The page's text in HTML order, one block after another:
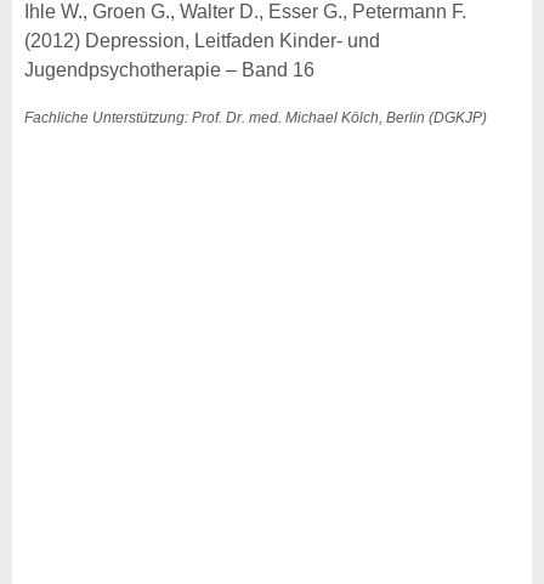
Ihle W., Groen G., Walter D., Esser G., Petermann F.
(2012) Depression, Leitfaden Kinder- und
Jugendpsychotherapie – Band 16
Fachliche Unterstützung: Prof. Dr. med. Michael Kölch, Berlin (DGKJP)